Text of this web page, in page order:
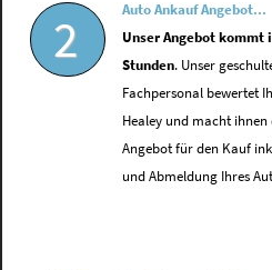
2
Auto Ankauf Angebot...
Unser Angebot kommt
Stunden. Unser
Fachpersonal bewertet
Healey und macht ihnen
Angebot für den Kauf
und Abmeldung Ihres